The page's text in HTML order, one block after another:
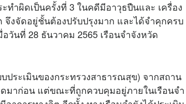
ทำผิดเป็นครั้งที่ 3 ในคดีมีอาวุธปืนและ เครื่อง
งจัดอยู่ชั้นต้องปรับปรุงมาก และได้จำคุกครบ
วันที่ 28 ธันวาคม 2565 เรือนจำจังหวัด
ระเมินของกระทรวงสาธารณสุข) จากสถาน
มาก่อน แต่ขณะที่ถูกควบคุมอยู่ภายในเรือนจำ